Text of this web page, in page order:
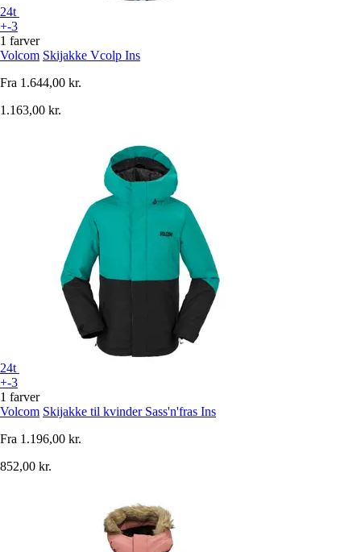
24t
+-3
1 farver
Volcom Skijakke Vcolp Ins
Fra 1.644,00 kr.
1.163,00 kr.
24t
+-3
1 farver
Volcom Skijakke til kvinder Sass'n'fras Ins
Fra 1.196,00 kr.
852,00 kr.